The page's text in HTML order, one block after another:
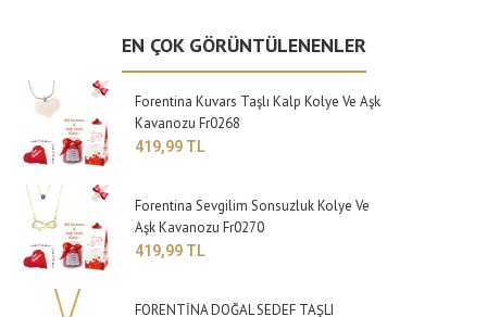
EN ÇOK GÖRÜNTÜLENENLER
Forentina Kuvars Taşlı Kalp Kolye Ve Aşk
Kavanozu Fr0268
419,99 TL
Forentina Sevgilim Sonsuzluk Kolye Ve
Aşk Kavanozu Fr0270
419,99 TL
FORENTİNA DOĞAL SEDEF TAŞLI